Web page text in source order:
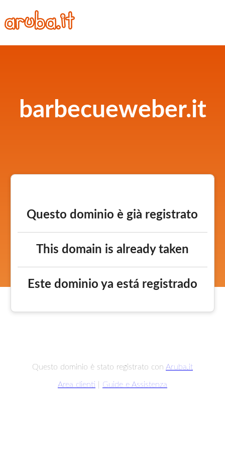
barbecueweber.it
Questo dominio è già registrato
This domain is already taken
Este dominio ya está registrado
Questo dominio è stato registrato con Aruba.it
Area clienti Guide e Assistenza